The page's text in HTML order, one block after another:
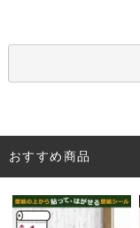
おすすめ商品